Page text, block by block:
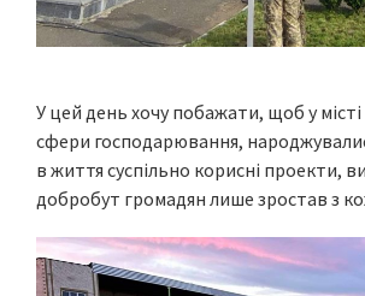
У цей день хочу побажати, щоб у місті
сфери господарювання,
в життя суспільно корисні проекти,
добробут громадян лише зростав з